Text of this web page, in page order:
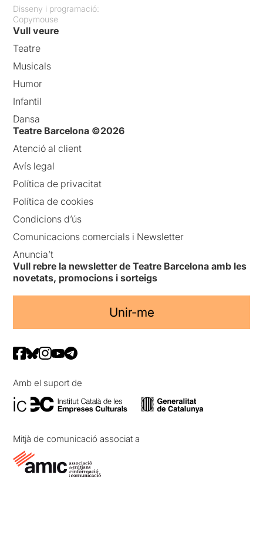
Disseny i programació:
Copymouse
Vull veure
Teatre
Musicals
Humor
Infantil
Dansa
Teatre Barcelona ©2026
Atenció al client
Avís legal
Política de privacitat
Política de cookies
Condicions d’ús
Comunicacions comercials i Newsletter
Anuncia’t
Vull rebre la newsletter de Teatre Barcelona amb les
novetats, promocions i sorteigs
Unir-me
Amb el suport de
Mitjà de comunicació associat a